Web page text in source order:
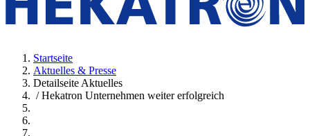
Startseite
Aktuelles & Presse
Detailseite Aktuelles
/ Hekatron Unternehmen weiter erfolgreich